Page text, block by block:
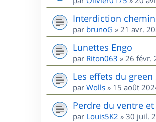
Interdiction
par brunoG » 21 avr.
Lunettes Engo
par Riton063 » 26 févr.
Les effets du
par Wolls » 15 août
Perdre du ventre
par Louis5K2 » 30 juil.